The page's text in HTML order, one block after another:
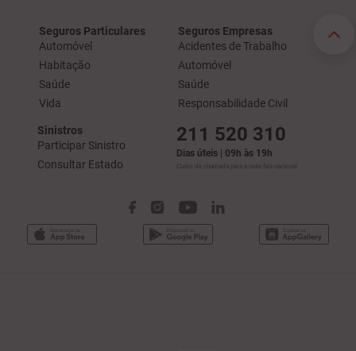
Seguros Particulares
Automóvel
Habitação
Saúde
Vida
Seguros Empresas
Acidentes de Trabalho
Automóvel
Saúde
Responsabilidade Civil
Sinistros
Participar Sinistro
Consultar Estado
211 520 310
Dias úteis | 09h às 19h
Custo de chamada para a rede fixa nacional